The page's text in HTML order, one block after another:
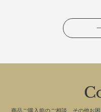
商品ご購入前のご相談、その他お